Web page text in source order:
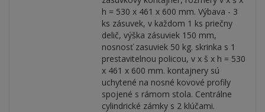
h = 530 x 461 x 600 mm. Výbava - 3
ks zásuvek, v každom 1 ks priečny
delič, výška zásuviek 150 mm,
nosnosť zasuviek 50 kg. skrinka s 1
prestavitelnou policou, v x š x h = 530
x 461 x 600 mm. kontajnery sú
uchytené na nosné kovové profily
spojené s rámom stola. Centrálne
cylindrické zámky s 2 klúčami.